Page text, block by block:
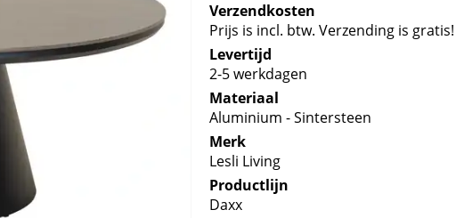
Verzendkosten
Prijs is incl. btw. Verzending is gratis!
Levertijd
2-5 werkdagen
Materiaal
Aluminium - Sintersteen
Merk
Lesli Living
Productlijn
Daxx